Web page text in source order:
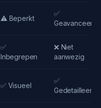
⚠️ Beperkt
✅
Geavanceerd
✅
Inbegrepen
❌ Niet
aanwezig
✅ Visueel
✅
Gedetailleerd